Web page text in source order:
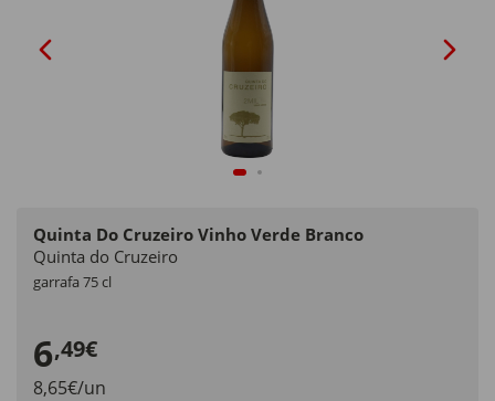
Quinta Do Cruzeiro Vinho Verde Branco
Quinta do Cruzeiro
garrafa 75 cl
6,49€
8,65€/un